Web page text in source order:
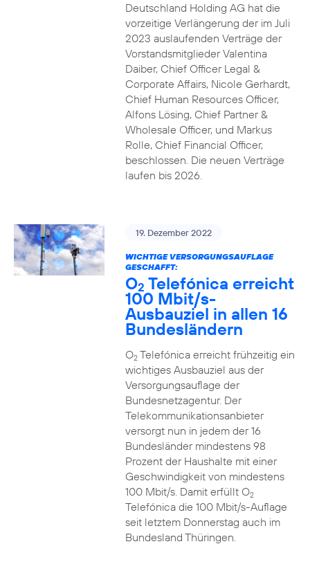
Deutschland Holding AG hat die
vorzeitige Verlängerung der im Juli
2023 auslaufenden Verträge der
Vorstandsmitglieder Valentina
Daiber, Chief Officer Legal &
Corporate Affairs, Nicole Gerhardt,
Chief Human Resources Officer,
Alfons Lösing, Chief Partner &
Wholesale Officer, und Markus
Rolle, Chief Financial Officer,
beschlossen. Die neuen Verträge
laufen bis 2026.
19. Dezember 2022
WICHTIGE VERSORGUNGSAUFLAGE
GESCHAFFT:
O2 Telefónica erreicht
100 Mbit/s-
Ausbauziel in allen 16
Bundesländern
O2Telefónica erreicht frühzeitig ein
wichtiges Ausbauziel aus der
Versorgungsauflage der
Bundesnetzagentur. Der
Telekommunikationsanbieter
versorgt nun in jedem der 16
Bundesländer mindestens 98
Prozent der Haushalte mit einer
Geschwindigkeit von mindestens
100 Mbit/s. Damit erfüllt O2
Telefónica die 100 Mbit/s-Auflage
seit letztem Donnerstag auch im
Bundesland Thüringen.